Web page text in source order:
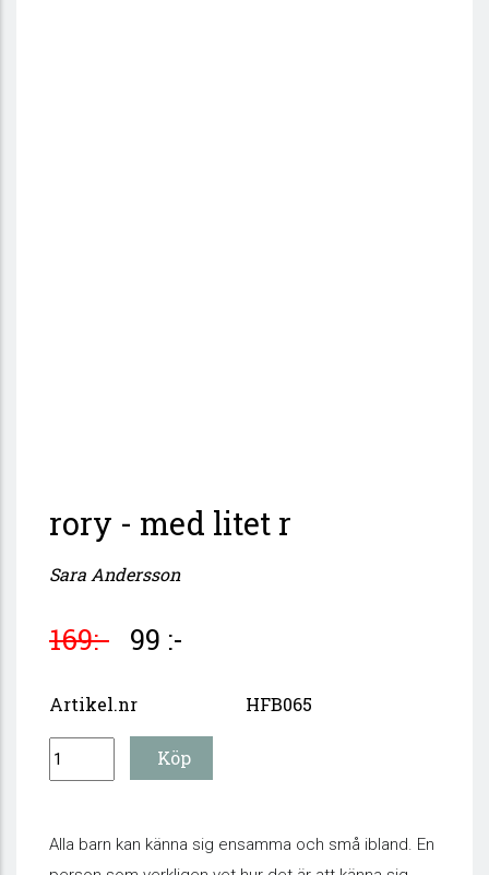
rory - med litet r
Sara Andersson
169:- 99 :-
Artikel.nr HFB065
Alla barn kan känna sig ensamma och små ibland. En